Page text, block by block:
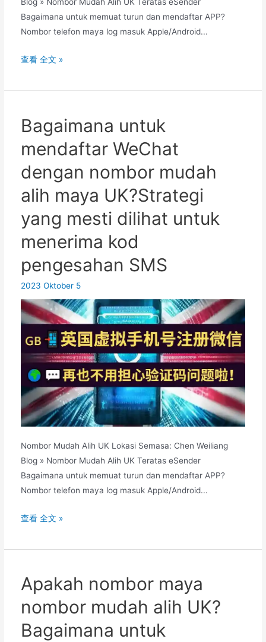
Blog » Nombor Mudah Alih UK Teratas eSender
Bagaimana untuk memuat turun dan mendaftar APP?
Nombor telefon maya log masuk Apple/Android...
Bagaimana
menggunakan
mudah
alih
UK
Cara
menggunakan
telefon
maya
tanpa
nama
查看 全文 »
Bagaimana untuk
mendaftar WeChat
dengan nombor mudah
alih maya UK?Strategi
yang mesti dilihat untuk
menerima kod
pengesahan SMS
2023 Oktober 5
Nombor Mudah Alih UK Lokasi Semasa: Chen Weiliang
Blog » Nombor Mudah Alih UK Teratas eSender
Bagaimana untuk memuat turun dan mendaftar APP?
Nombor telefon maya log masuk Apple/Android...
Bagaimana
mendaftar
dengan
nombor
mudah
alih
maya
查看 全文 »
Apakah nombor maya
nombor mudah alih UK?
Bagaimana untuk